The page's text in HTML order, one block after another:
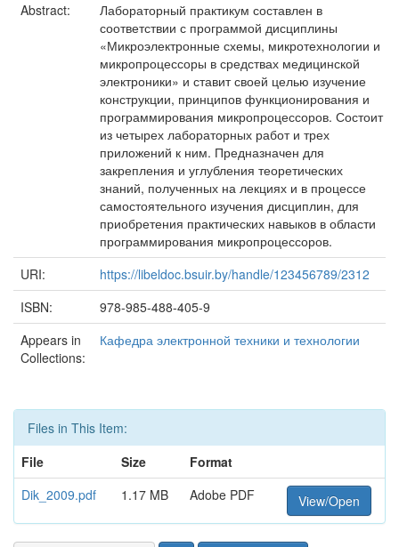
Abstract:
Лабораторный практикум составлен в
соответствии с программой дисциплины
«Микроэлектронные схемы, микротехнологии и
микропроцессоры в средствах медицинской
электроники» и ставит своей целью изучение
конструкции, принципов функционирования и
программирования микропроцессоров. Состоит
из четырех лабораторных работ и трех
приложений к ним. Предназначен для
закрепления и углубления теоретических
знаний, полученных на лекциях и в процессе
самостоятельного изучения дисциплин, для
приобретения практических навыков в области
программирования микропроцессоров.
URI:
https://libeldoc.bsuir.by/handle/123456789/2312
ISBN:
978-985-488-405-9
Appears in
Collections:
Кафедра электронной техники и технологии
Files in This Item:
File
Size
Format
Dik_2009.pdf
1.17 MB Adobe PDF View/Open